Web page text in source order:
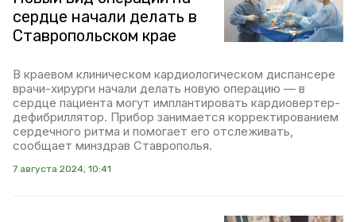
сердце начали делать в
Ставропольском крае
В краевом клиническом кардиологическом диспансере
врачи-хирурги начали делать новую операцию — в
сердце пациента могут имплантировать кардиовертер-
дефибриллятор. Прибор занимается корректированием
сердечного ритма и помогает его отслеживать,
сообщает минздрав Ставрополья.
7 августа 2024, 10:41